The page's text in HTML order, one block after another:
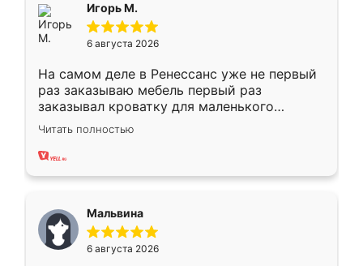
Игорь М.
6 августа 2026
На самом деле в Ренессанс уже не первый
раз заказываю мебель первый раз
заказывал кроватку для маленького
ребёнка при его рождении ,во второй раз
заказал шкаф-купе. По качеству очень
хорошее сборка достаточно быстрая,
меньше, здесь же он более разнообразный.
Мне нравится ,если что-то потребуется из
мебели буду заказывать только здесь.
Читать полностью
Мальвина
6 августа 2026